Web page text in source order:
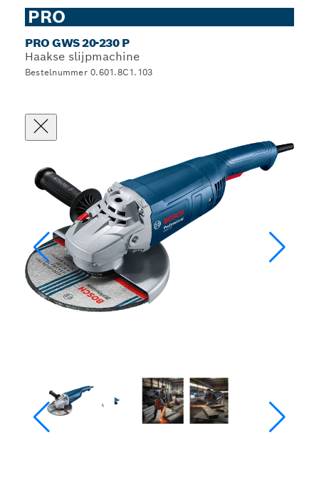
PRO
PRO GWS 20-230 P
Haakse slijpmachine
Bestelnummer 0.601.8C1.103